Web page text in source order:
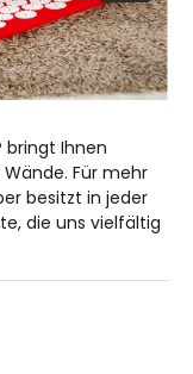
bringt Ihnen
Für mehr
besitzt in jeder
die uns vielfältig